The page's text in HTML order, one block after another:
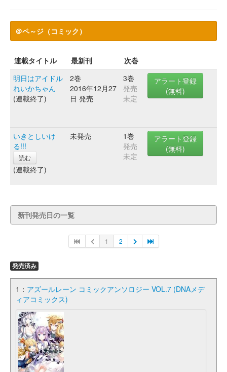
＠ペ～ジ（コミック）
連載タイトル 最新刊
次巻
明日はアイドル
れいかちゃん
(連載終了)
2巻
2016年12月27
日 発売
3巻
発売
未定
アラート登録
(無料)
いきとしいけ
る!!!
読む
(連載終了)
未発売
1巻
発売
未定
アラート登録
(無料)
新刊発売日の一覧
1 2
発売済み
1： アズールレーン コミックアンソロジー VOL.7 (DNAメデ
ィアコミックス)